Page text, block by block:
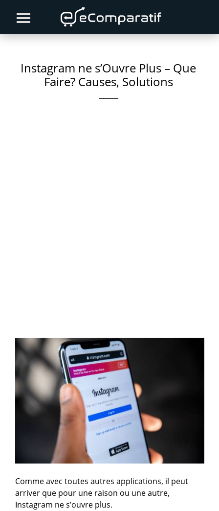
primary
content
primary
Instagram ne s’Ouvre Plus – Que
Faire? Causes, Solutions
Comme avec toutes autres applications, il peut
arriver que pour une raison ou une autre,
Instagram ne s’ouvre plus.